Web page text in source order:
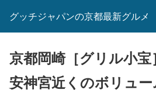
グッチジャパンの京都最新グルメ
京都岡崎［グリル小
安神宮近くのボリュ